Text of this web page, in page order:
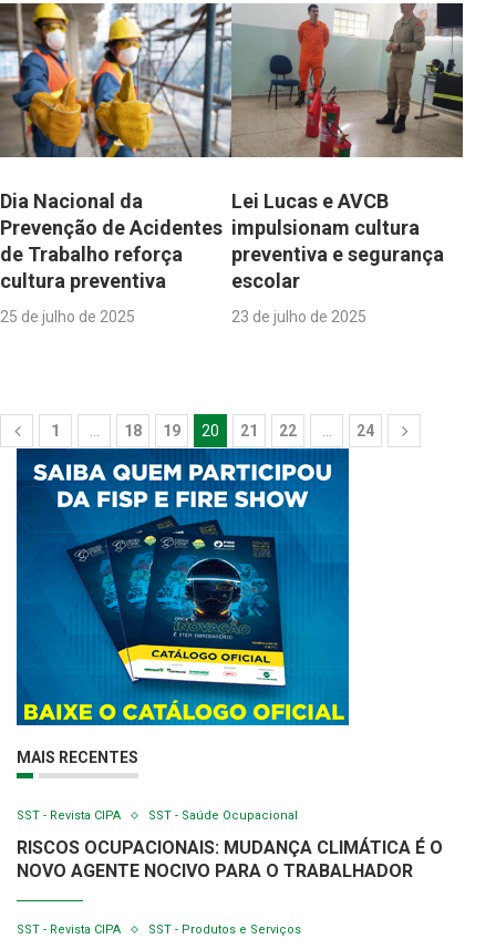
Dia Nacional da
Prevenção de Acidentes
de Trabalho reforça
cultura preventiva
25 de julho de 2025
Lei Lucas e AVCB
impulsionam cultura
preventiva e segurança
escolar
23 de julho de 2025
1 … 18 19 20 21 22 … 24
MAIS RECENTES
SST - Revista CIPA SST - Saúde Ocupacional
RISCOS OCUPACIONAIS: MUDANÇA CLIMÁTICA É O
NOVO AGENTE NOCIVO PARA O TRABALHADOR
SST - Revista CIPA SST - Produtos e Serviços